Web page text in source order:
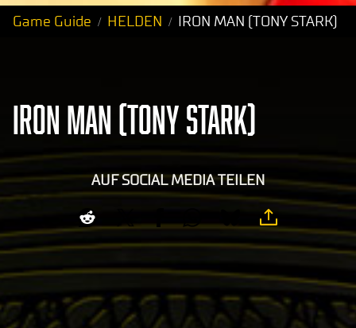
Game Guide HELDEN IRON MAN (TONY STARK)
IRON MAN (TONY STARK)
AUF SOCIAL MEDIA TEILEN